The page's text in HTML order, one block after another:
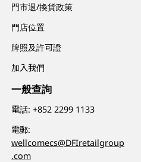
門市退/換貨政策
門店位置
牌照及許可證
加入我們
一般查詢
電話:+852 2299 1133
電郵:
wellcomecs@DFIretailgroup
.com